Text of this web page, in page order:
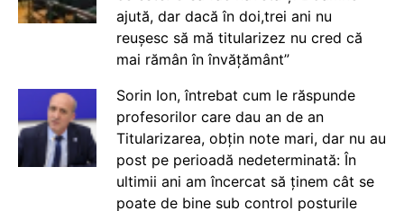
ajută, dar dacă în doi,trei ani nu
reușesc să mă titularizez nu cred că
mai rămân în învățământ”
Sorin Ion, întrebat cum le răspunde
profesorilor care dau an de an
Titularizarea, obțin note mari, dar nu au
post pe perioadă nedeterminată: În
ultimii ani am încercat să ținem cât se
poate de bine sub control posturile